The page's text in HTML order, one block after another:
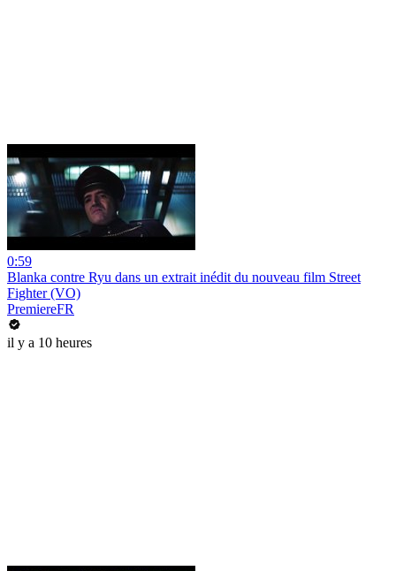
0:59
Blanka contre Ryu dans un extrait inédit du nouveau film Street
Fighter (VO)
PremiereFR
il y a 10 heures